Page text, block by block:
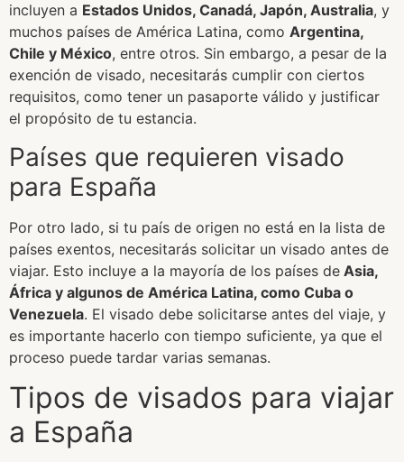
incluyen a Estados Unidos, Canadá, Japón, Australia, y
muchos países de América Latina, como Argentina,
Chile y México, entre otros. Sin embargo, a pesar de la
exención de visado, necesitarás cumplir con ciertos
requisitos, como tener un pasaporte válido y justificar
el propósito de tu estancia.
Países que requieren visado
para España
Por otro lado, si tu país de origen no está en la lista de
países exentos, necesitarás solicitar un visado antes de
viajar. Esto incluye a la mayoría de los países de Asia,
África y algunos de América Latina, como Cuba o
Venezuela. El visado debe solicitarse antes del viaje, y
es importante hacerlo con tiempo suficiente, ya que el
proceso puede tardar varias semanas.
Tipos de visados para viajar
a España